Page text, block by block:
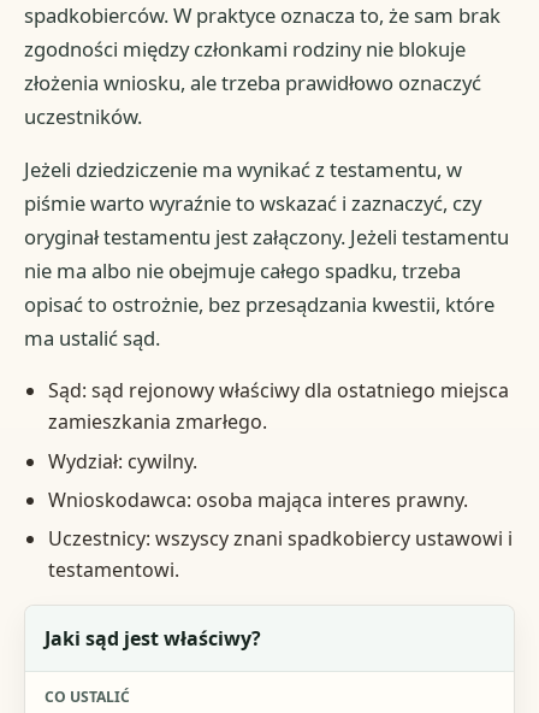
spadkobierców. W praktyce oznacza to, że sam brak
zgodności między członkami rodziny nie blokuje
złożenia wniosku, ale trzeba prawidłowo oznaczyć
uczestników.
Jeżeli dziedziczenie ma wynikać z testamentu, w
piśmie warto wyraźnie to wskazać i zaznaczyć, czy
oryginał testamentu jest załączony. Jeżeli testamentu
nie ma albo nie obejmuje całego spadku, trzeba
opisać to ostrożnie, bez przesądzania kwestii, które
ma ustalić sąd.
Sąd: sąd rejonowy właściwy dla ostatniego miejsca
zamieszkania zmarłego.
Wydział: cywilny.
Wnioskodawca: osoba mająca interes prawny.
Uczestnicy: wszyscy znani spadkobiercy ustawowi i
testamentowi.
Pytanie
Co ustalić
Jaki sąd jest właściwy?